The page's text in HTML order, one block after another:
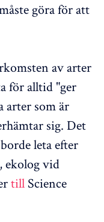
göra för att
av arter
för alltid "ger
arter som är
sig. Det
leta efter
ekolog vid
till Science